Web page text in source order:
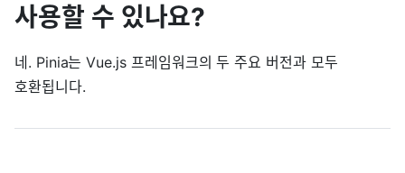
사용할 수 있나요?
네. Pinia는 Vue.js 프레임워크의 두 주요 버전과 모두
호환됩니다.